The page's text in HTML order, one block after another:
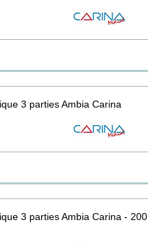
3 parties Ambia Carina
3 parties Ambia Carina - 200